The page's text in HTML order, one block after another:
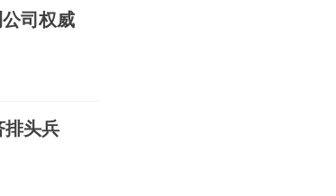
公司权威
排头兵